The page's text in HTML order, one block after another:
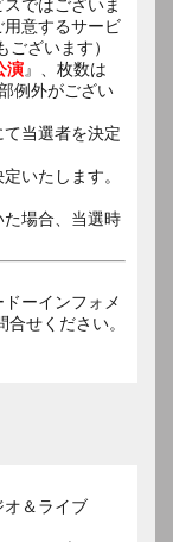
ではございま
意するサービ
ざいます）
演』、枚数は
例外がござい
て当選者を決定
いたします。
た場合、当選時
ーインフォメ
せください。
オ＆ライブ